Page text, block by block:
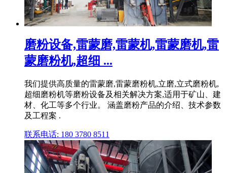
磨粉设备,雷蒙磨,雷蒙机,雷蒙磨机,雷
蒙磨粉机,超细 ...
我们提供高质量的雷蒙磨,雷蒙磨粉机,立磨,立式磨粉机,
超细磨粉机等磨粉设备及相关解决方案,适用于矿山、建
材、化工等多个行业。 涵盖磨粉产品的介绍、技术参数
及工程案 .
联系电话: 180 3780 8511